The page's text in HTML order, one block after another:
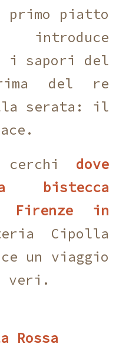
primo piatto
i sapori del
del re
serata:
il
cerchi dove
bistecca
Firenze in
Cipolla
un viaggio
veri.
Rossa